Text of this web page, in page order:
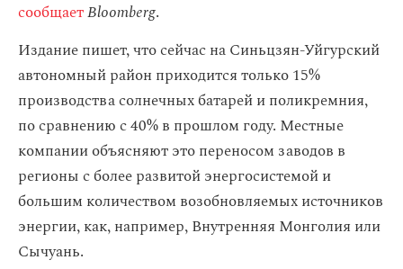
сообщаетBloomberg.
Издание пишет, что сейчас на Синьцзян-Уйгурский
автономный район приходится только 15%
производства солнечных батарей и поликремния,
по сравнению с 40% в прошлом году. Местные
компании объясняют это переносом заводов в
регионы с более развитой энергосистемой и
большим количеством возобновляемых источников
энергии, как, например, Внутренняя Монголия или
Сычуань.